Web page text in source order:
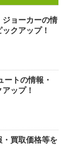
ジョーカーの情
クアップ！
ートの情報・
ップ！
買取価格等を